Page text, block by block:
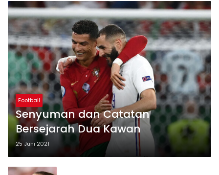
Football
Senyuman dan Catatan
Bersejarah Dua Kawan
25 Juni 2021